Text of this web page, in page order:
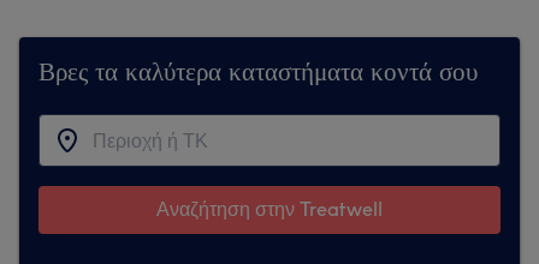
Βρες τα καλύτερα καταστήματα κοντά σου
Αναζήτηση στην Treatwell